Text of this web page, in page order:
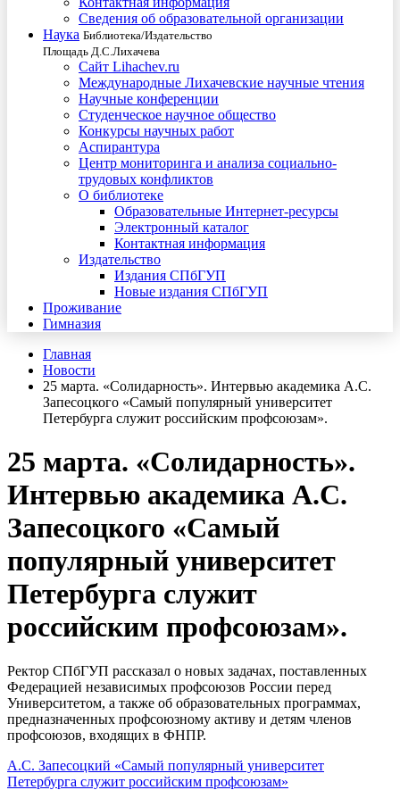
Сведения об образовательной организации
Наука Библиотека/Издательство
Площадь Д.С.Лихачева
Сайт Lihachev.ru
Международные Лихачевские научные чтения
Научные конференции
Студенческое научное общество
Конкурсы научных работ
Аспирантура
Центр мониторинга и анализа социально-
трудовых конфликтов
О библиотеке
Образовательные Интернет-ресурсы
Электронный каталог
Контактная информация
Издательство
Издания СПбГУП
Новые издания СПбГУП
Проживание
Гимназия
Главная
Новости
25 марта. «Солидарность». Интервью академика А.С.
Запесоцкого «Самый популярный университет
Петербурга служит российским профсоюзам».
25 марта. «Солидарность».
Интервью академика А.С.
Запесоцкого «Самый
популярный университет
Петербурга служит
российским профсоюзам».
Ректор СПбГУП рассказал о новых задачах, поставленных
Федерацией независимых профсоюзов России перед
Университетом, а также об образовательных программах,
предназначенных профсоюзному активу и детям членов
профсоюзов, входящих в ФНПР.
А.С. Запесоцкий «Самый популярный университет
Петербурга служит российским профсоюзам»